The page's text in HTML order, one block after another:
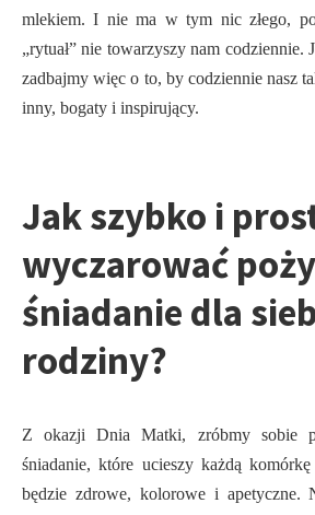
mlekiem. I nie ma w tym nic złego,
„rytuał” nie towarzyszy nam codziennie.
zadbajmy więc o to, by codziennie nasz
inny, bogaty i inspirujący.
Jak szybko i
wyczarować
śniadanie dla
rodziny?
Z okazji Dnia Matki, zróbmy sobie
śniadanie, które ucieszy każdą komórkę
będzie zdrowe, kolorowe i apetyczne.